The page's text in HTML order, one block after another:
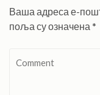
Ваша адреса е-
поља су означена *